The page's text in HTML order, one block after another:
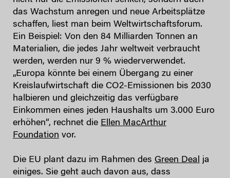
das Wachstum anregen und neue Arbeitsplätze
schaffen, liest man beim Weltwirtschaftsforum.
Ein Beispiel: Von den 84 Milliarden Tonnen an
Materialien, die jedes Jahr weltweit verbraucht
werden, werden nur 9 % wiederverwendet.
„Europa könnte bei einem Übergang zu einer
Kreislaufwirtschaft die CO2-Emissionen bis 2030
halbieren und gleichzeitig das verfügbare
Einkommen eines jeden Haushalts um 3.000 Euro
erhöhen“, rechnet die Ellen MacArthur
Foundation vor.
Die EU plant dazu im Rahmen des Green Deal ja
einiges. Sie geht auch davon aus, dass